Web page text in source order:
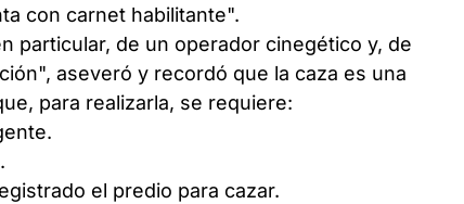
con carnet habilitante".
particular, de un operador cinegético y, de
aseveró y recordó que la caza es una
para realizarla, se requiere:
el predio para cazar.